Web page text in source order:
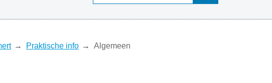
Praktische info Algemeen